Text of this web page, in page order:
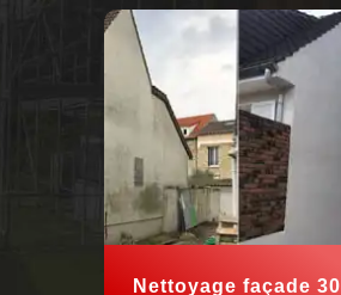
Nettoyage façade 30